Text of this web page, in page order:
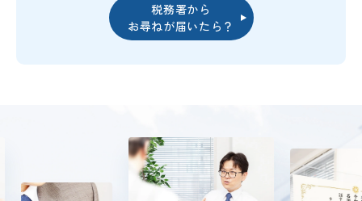
税務署から
お尋ねが届いたら？
Next